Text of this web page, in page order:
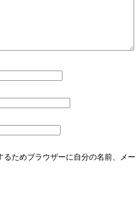
ためブラウザーに自分の名前、メ